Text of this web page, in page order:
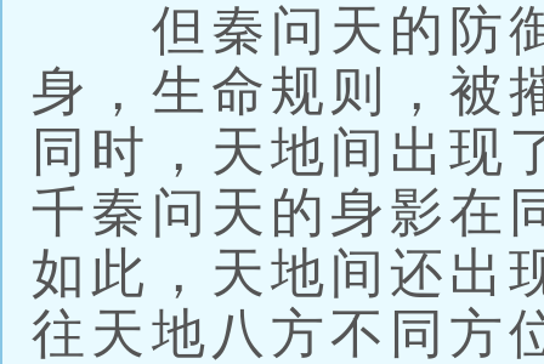
但秦问天的防御
身，生命规则，被
同时，天地间出现
千秦问天的身影在
如此，天地间还出
往天地八方不同方